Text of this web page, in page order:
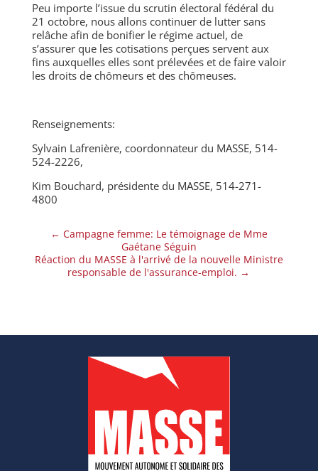
Peu importe l’issue du scrutin électoral fédéral du
21 octobre, nous allons continuer de lutter sans
relâche afin de bonifier le régime actuel, de
s’assurer que les cotisations perçues servent aux
fins auxquelles elles sont prélevées et de faire valoir
les droits de chômeurs et des chômeuses.
Renseignements:
Sylvain Lafrenière, coordonnateur du MASSE, 514-
524-2226,
Kim Bouchard, présidente du MASSE, 514-271-
4800
← Campagne femme: Le témoignage de Mme
Gaétane Séguin
Réaction du MASSE à l'arrivé de la nouvelle Ministre
responsable de l'assurance-emploi. →